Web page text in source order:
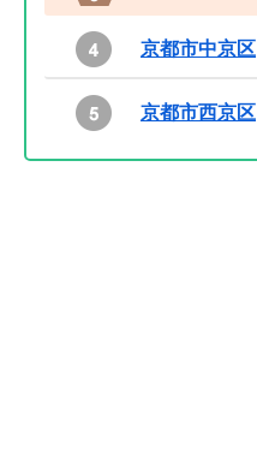
京都市中京区
京都市西京区